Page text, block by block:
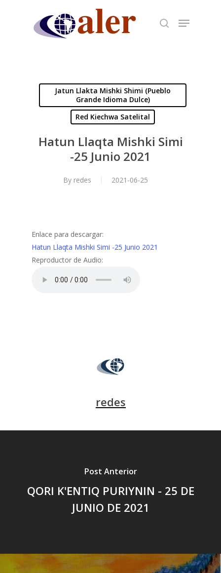
Jatun Llakta Mishki Shimi (Pueblo
Grande Idioma Dulce)
Red Kiechwa Satelital
Hatun Llaqta Mishki Simi
-25 Junio 2021
By redes 2021-06-25
Enlace para descargar:
Hatun Llaqta Mishki Simi -25 Junio 2021
Reproductor de Audio:
redes
Post Anterior
QORI K'ENTIQ PURIYNIN - 25 DE
JUNIO DE 2021